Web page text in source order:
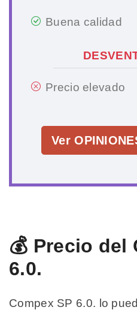
Buena calidad
Precio elevado
Ver
💰 Precio del
6.0.
Compex SP 6.0. lo